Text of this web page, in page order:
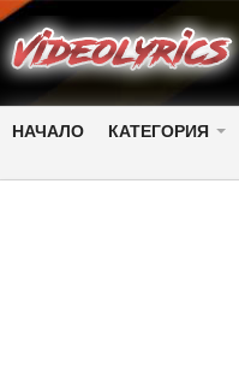
НАЧАЛО КАТЕГОРИЯ